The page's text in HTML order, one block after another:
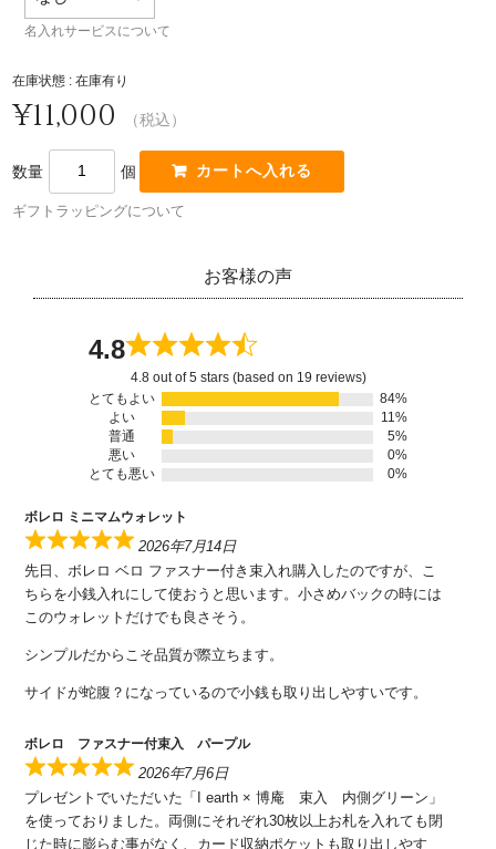
名入れサービスについて
在庫状態 : 在庫有り
¥11,000 （税込）
数量 個
ギフトラッピングについて
お客様の声
4.8
4.8 out of 5 stars (based on 19 reviews)
とてもよい
84%
よい
11%
普通
5%
悪い
0%
とても悪い
0%
ボレロ ミニマムウォレット
2026年7月14日
先日、ボレロ ベロ ファスナー付き束入れ購入したのですが、こ
ちらを小銭入れにして使おうと思います。小さめバックの時には
このウォレットだけでも良さそう。
シンプルだからこそ品質が際立ちます。
サイドが蛇腹？になっているので小銭も取り出しやすいです。
ボレロ ファスナー付束入 パープル
2026年7月6日
プレゼントでいただいた「I earth × 博庵 束入 内側グリーン」
を使っておりました。両側にそれぞれ30枚以上お札を入れても閉
じた時に膨らむ事がなく、カード収納ポケットも取り出しやす